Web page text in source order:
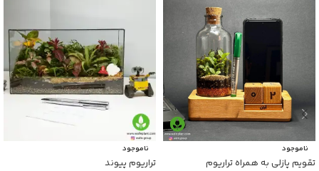
ناموجود
تقویم پازلی به همراه تراریوم
ناموجود
تراریوم پیوند